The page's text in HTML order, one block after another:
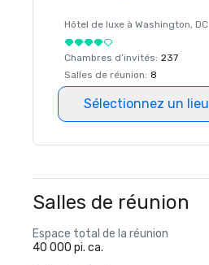
Hôtel de luxe à Washington, DC
Chambres d’invités: 237
Salles de réunion: 8
Sélectionnez un lieu
Salles de réunion
Espace total de la réunion
40 000 pi. ca.